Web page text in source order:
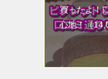
買ったよ！
心地！（